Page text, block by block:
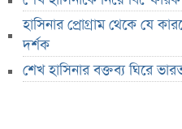
প্রায় ২ কোটি শেয়ার বিক্রির
উৎপাদন বন্ধের কারণ
ইউরোপে কার্যক্রম সম্প্রসারণে
রেনাটার
শেখ হাসিনাকে নিয়ে
হাসিনার প্রোগ্রাম থেকে যে
দর্শক
শেখ হাসিনার বক্তব্য ঘিরে